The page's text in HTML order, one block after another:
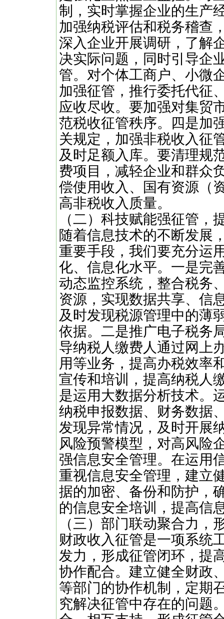
制，实时掌握企业的生产
加强纳税评估和税务稽查
深入企业开展调研，了解
决实际问题，同时引导企
管。对个体工商户、小微
加强征管，推行委托代征
应收尽收。要加强对集贸
范税收征管秩序。四是加
关规定，加强非税收入征
及时足额入库。要清理规
费项目，减轻企业和群众
偿使用收入、国有资源（
高非税收入质量。
（二）科技赋能强征管，
随着信息技术的不断发展
重要手段，我们要充分运
化、信息化水平。一是完
动态监控系统，整合税务
资源，实现数据共享、信
及时发现税源管理中的薄
依据。二是推广电子税务
导纳税人缴费人通过网上
用等业务，提高办税效率
宣传和培训，提高纳税人
是运用大数据分析技术。
纳税申报数据、财务数据
发现异常情况，及时开展
风险预警模型，对高风险
强信息安全管理。在运用
重视信息安全管理，建立
据的加密、备份和防护，
的信息安全培训，提高信
（三）部门联动聚合力，
财政收入征管是一项系统
发力，形成征管闭环，提
协作配合。建立健全财政
等部门的协作机制，定期
究解决征管中存在的问题